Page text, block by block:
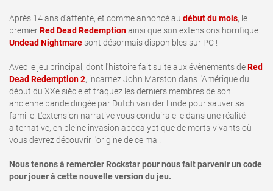
Après 14 ans d'attente, et comme annoncé au début du mois, le
premierRed Dead Redemptionainsi que son extensions horrifique
Undead Nightmare sont désormais disponibles sur PC !
Avec le jeu principal, dont l'histoire fait suite aux évènements deRed
Dead Redemption 2, incarnez John Marston dans l'Amérique du
début du XXe siècle et traquez les derniers membres de son
ancienne bande dirigée par Dutch van der Linde pour sauver sa
famille. L'extension narrative vous conduira elle dans une réalité
alternative, en pleine invasion apocalyptique de morts-vivants où
vous devrez découvrir l'origine de ce mal.
Nous tenons à remercier Rockstar pour nous fait parvenir un code
pour jouer à cette nouvelle version du jeu.